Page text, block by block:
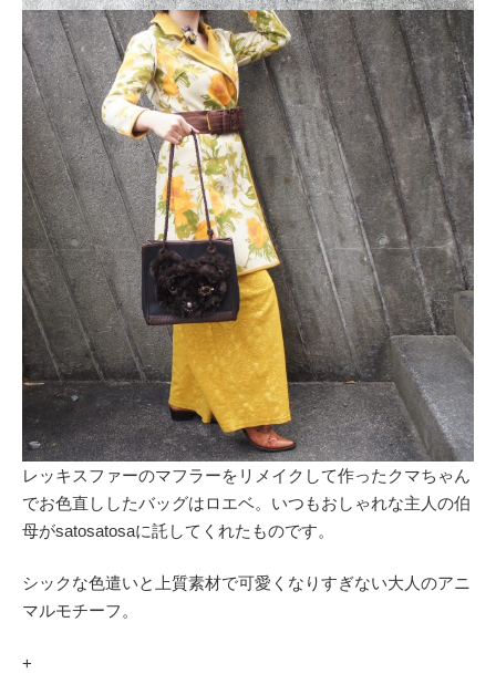
レッキスファーのマフラーをリメイクして作ったクマちゃん
でお色直ししたバッグはロエベ。いつもおしゃれな主人の伯
母がsatosatosaに託してくれたものです。
シックな色遣いと上質素材で可愛くなりすぎない大人のアニ
マルモチーフ。
+